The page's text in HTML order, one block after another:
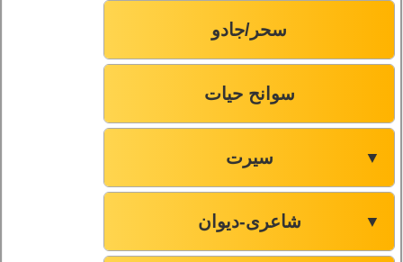
سحر/جادو
سوانح حیات
سیرت ▼
شاعری-دیوان ▼